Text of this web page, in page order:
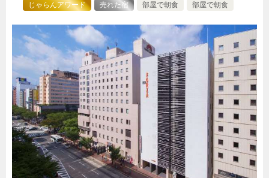
じゃらんアワード
売れた宿 部屋で朝食 部屋で朝食